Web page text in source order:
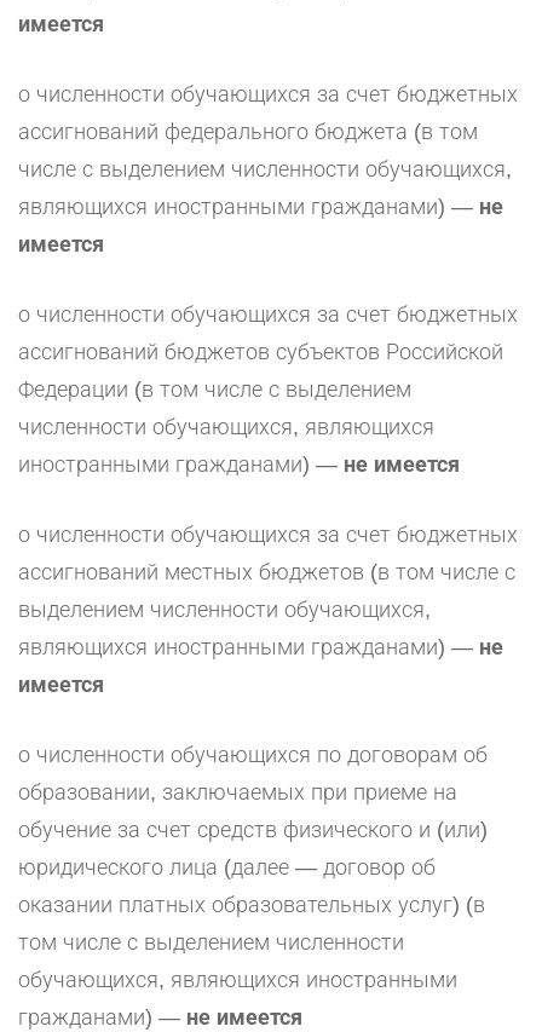
имеется
о численности обучающихся за счет бюджетных
ассигнований федерального бюджета (в том
числе с выделением численности обучающихся,
являющихся иностранными гражданами) — не
имеется
о численности обучающихся за счет бюджетных
ассигнований бюджетов субъектов Российской
Федерации (в том числе с выделением
численности обучающихся, являющихся
иностранными гражданами) — не имеется
о численности обучающихся за счет бюджетных
ассигнований местных бюджетов (в том числе с
выделением численности обучающихся,
являющихся иностранными гражданами) — не
имеется
о численности обучающихся по договорам об
образовании, заключаемых при приеме на
обучение за счет средств физического и (или)
юридического лица (далее — договор об
оказании платных образовательных услуг) (в
том числе с выделением численности
обучающихся, являющихся иностранными
гражданами) — не имеется